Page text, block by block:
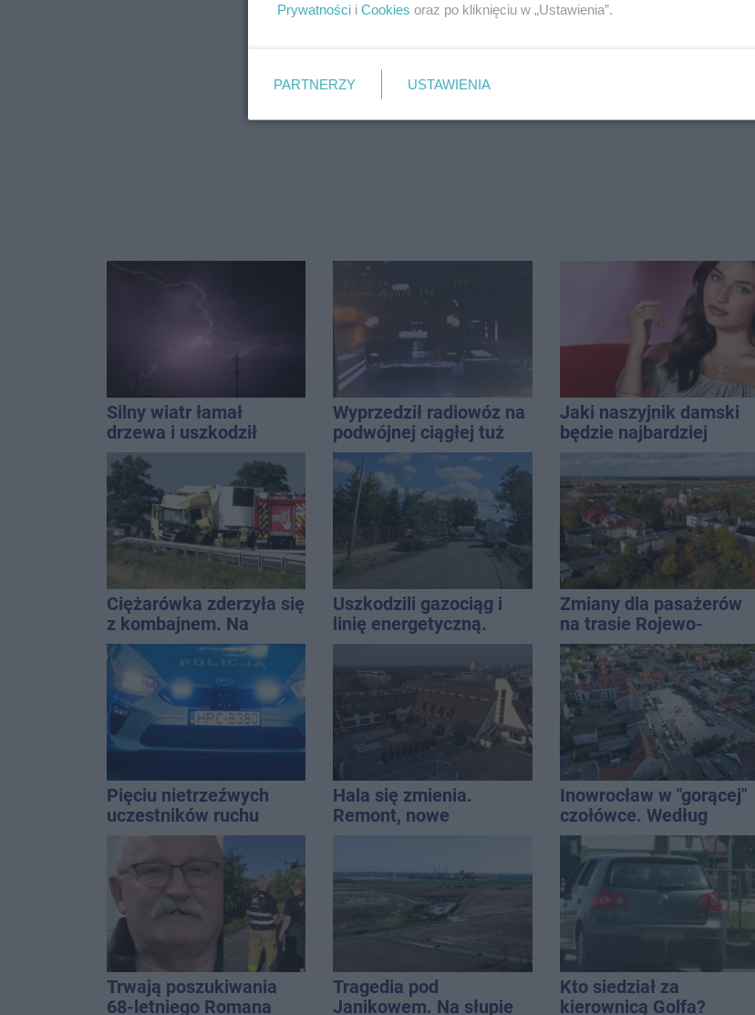
Silny wiatr łamał
drzewa i uszkodził
dach. To nie koniec
ostrzeżeń
Wyprzedził radiowóz na
podwójnej ciągłej tuż
przed pasami
Jaki naszyjnik damski
będzie najbardziej
uniwersalny? Modele,
które pasują do wielu
stylizacji
Ciężarówka zderzyła się
z kombajnem. Na
miejscu lądował
śmigłowiec LPR
Uszkodzili gazociąg i
linię energetyczną.
Interweniowały służby
Zmiany dla pasażerów
na trasie Rojewo-
Inowrocław
Pięciu nietrzeźwych
uczestników ruchu
wpadło w ręce policji.
Rekordzista miał 2,6
promila
Hala się zmienia.
Remont, nowe
QEMETICA ARENA
Inowrocław w "gorącej"
czołówce. Według
analizy Onetu nasze
miasto jest jednym z
najbardziej narażonych
na upały
Trwają poszukiwania
68-letniego Romana
Tragedia pod
Janikowem. Na słupie
Kto siedział za
kierownicą Golfa?
Prywatności i Cookies oraz po kliknięciu w „Ustawienia”.
PARTNERZY USTAWIENIA